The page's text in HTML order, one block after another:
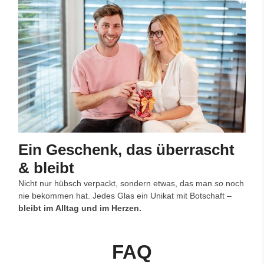
Ein Geschenk, das überrascht
& bleibt
Nicht nur hübsch verpackt, sondern etwas, das man so noch
nie bekommen hat. Jedes Glas ein Unikat mit Botschaft –
bleibt im Alltag und im Herzen.
FAQ